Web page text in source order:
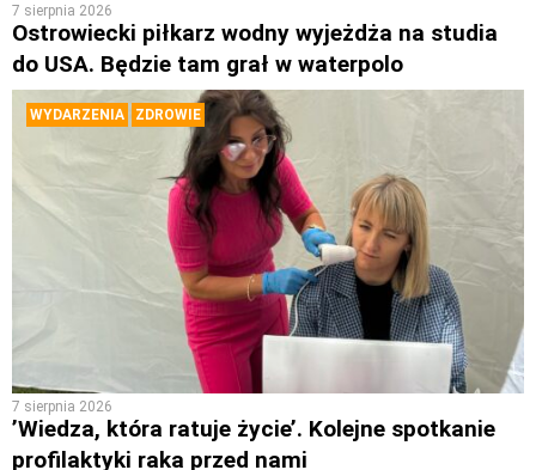
7 sierpnia 2026
Ostrowiecki piłkarz wodny wyjeżdża na studia
do USA. Będzie tam grał w waterpolo
WYDARZENIA ZDROWIE
7 sierpnia 2026
’Wiedza, która ratuje życie’. Kolejne spotkanie
profilaktyki raka przed nami